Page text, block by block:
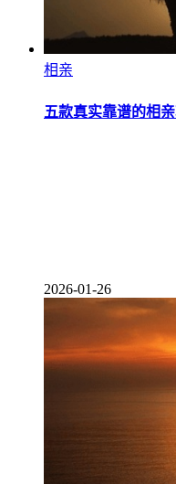
相亲
五款真实靠谱的相
2026-01-26